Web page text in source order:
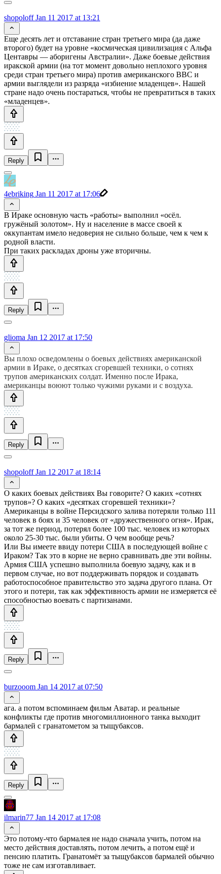
shopoloffJan 11 2017 at 13:21
Еще десять лет и отставание стран третьего мира (да даже
второго) будет на уровне «космическая цивилизация с Альфа
Центавры — аборигены Австралии». Даже боевые действия
иракской армии (на тот момент довольно неплохого уровня
среди стран третьего мира) против американского ВВС и
армии выглядели из разряда «избиение младенцев». Нашей
стране надо очень постараться, чтобы не превратиться в таких
«младенцев».
Reply
4ebriking Jan 11 2017 at 17:06
В Ираке основную часть «работы» выполнил «осёл.
гружёный золотом». Ну и население в массе своей к
оккупантам имело недоверия не сильно больше, чем к чем к
родной власти.
При таких раскладах дроны уже вторичны.
Reply
glioma Jan 12 2017 at 17:50
Вы плохо осведомлены о боевых действиях американской
армии в Ираке, о десятках сгоревшей техники, о сотнях
трупов американских солдат. Именно после Ирака,
американцы воюют только чужими руками и с воздуха.
Reply
shopoloffJan 12 2017 at 18:14
О каких боевых действиях Вы говорите? О каких «сотнях
трупов»? О каких «десятках сгоревшей техники»?
Американцы в войне Персидского залива потеряли только 111
человек в боях и 35 человек от «дружественного огня». Ирак,
за тот же период, потерял более 100 тыс. человек из которых
около 25-30 тыс. были убиты. О чем вообще речь?
Или Вы имеете ввиду потери США в последующей войне с
Ираком? Так это в корне не верно сравнивать две эти войны.
Армия США успешно выполнила боевую задачу, как и в
первом случае, но вот поддерживать порядок и создавать
работоспособное правительство это задача другого плана. От
этого и потери, так как эффективность армии не измеряется её
способностью воевать с партизанами.
Reply
burzooom Jan 14 2017 at 07:50
ага. а потом вспоминаем фильм Аватар. и реальные
конфликты где против многомиллионного танка выходит
бармалей с гранатометом за тыщубаксов.
Reply
ilmarin77 Jan 14 2017 at 17:08
Это потому-что бармалея не надо сначала учить, потом на
место действия доставлять, потом лечить, а потом ещё и
пенсию платить. Гранатомёт за тыщубаксов бармалей обычно
тоже не сам изготавливает.